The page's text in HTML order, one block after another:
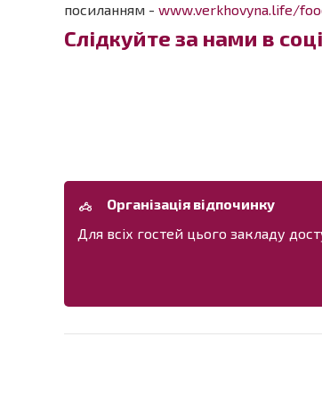
посиланням - www.verkhovyna.life/
Слідкуйте за нами в
Організація відпочинку
Для всіх гостей цього закладу